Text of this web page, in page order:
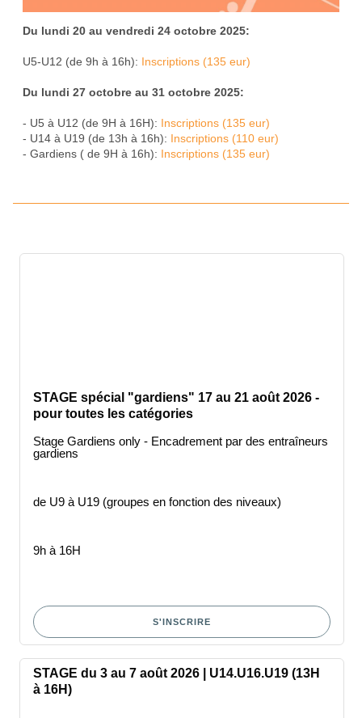
Du lundi 20 au vendredi 24 octobre 2025:
U5-U12 (de 9h à 16h): Inscriptions (135 eur)
Du lundi 27 octobre au 31 octobre 2025:
- U5 à U12 (de 9H à 16H): Inscriptions (135 eur)
- U14 à U19 (de 13h à 16h): Inscriptions (110 eur)
- Gardiens ( de 9H à 16h): Inscriptions (135 eur)
STAGE spécial "gardiens" 17 au 21 août 2026 -
pour toutes les catégories
Stage Gardiens only - Encadrement par des entraîneurs
gardiens
de U9 à U19 (groupes en fonction des niveaux)
9h à 16H
S'INSCRIRE
STAGE du 3 au 7 août 2026 | U14.U16.U19 (13H
à 16H)